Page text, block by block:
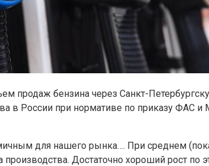
продаж бензина через Санкт-
в России при нормативе по приказу ФАС
для нашего рынка…. При среднем
Достаточно хороший рост